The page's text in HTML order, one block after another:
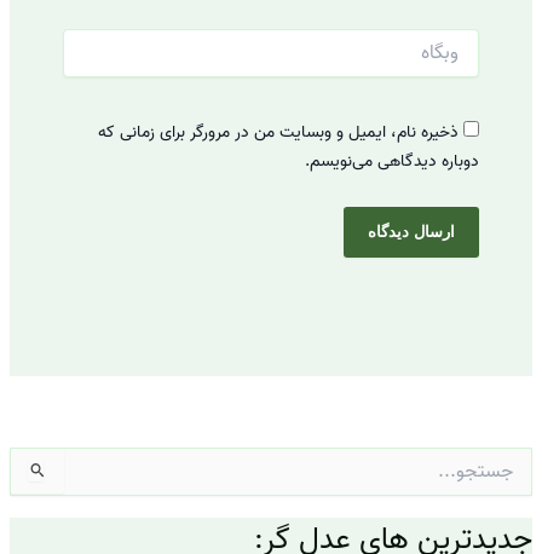
وبگاه
ذخیره نام، ایمیل و وبسایت من در مرورگر برای زمانی که
دوباره دیدگاهی می‌نویسم.
جستجو
برای:
جدیدترین های عدل گر: